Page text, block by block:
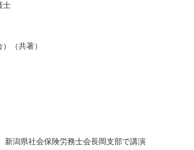
士
（共著）
潟県社会保険労務士会長岡支部で講演